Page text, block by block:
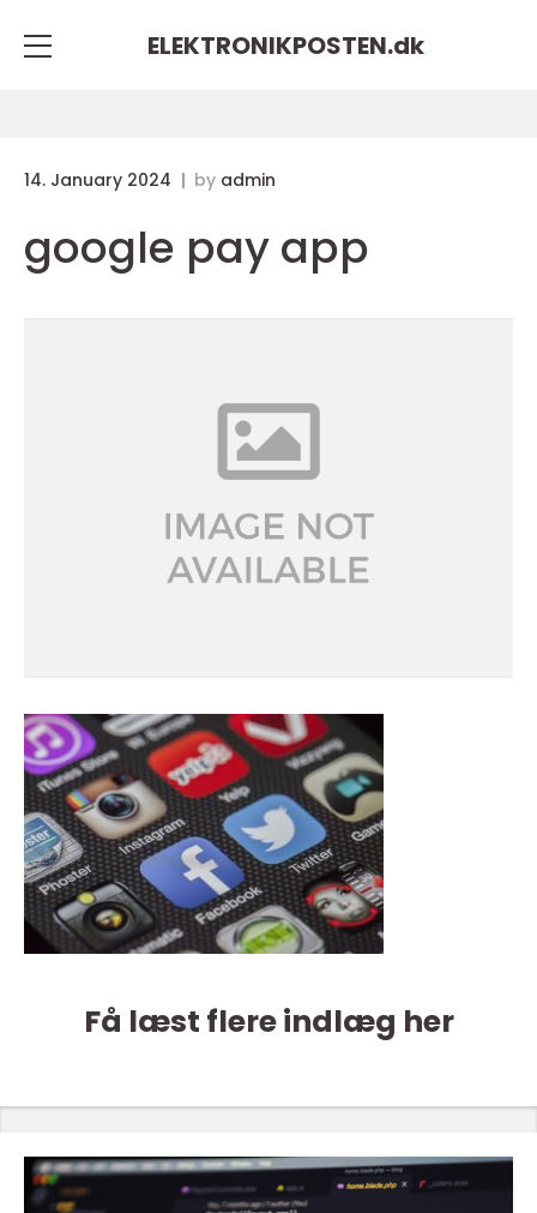
ELEKTRONIKPOSTEN.dk
14. January 2024 by admin
google pay app
Få læst flere indlæg her